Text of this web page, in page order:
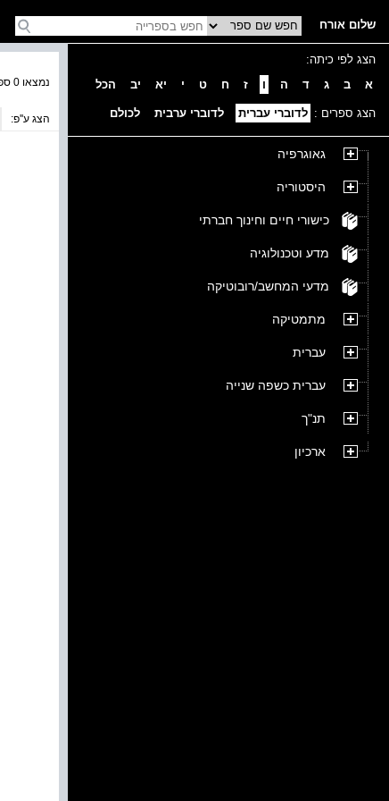
שלום אורח
הצג לפי כיתה:
א
ב ג ד ה ו ז ח ט י יא יב הכל
הצג ספרים : לדוברי עברית לדוברי ערבית לכולם
גאוגרפיה
היסטוריה
כישורי חיים וחינוך חברתי
מדע וטכנולוגיה
מדעי המחשב/רובוטיקה
מתמטיקה
עברית
עברית כשפה שנייה
תנ"ך
ארכיון
נמצאו 0 ספרים בקטגוריה
הצג ע''פ: